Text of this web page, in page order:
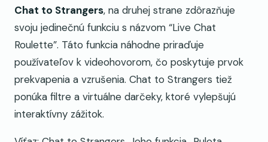
Chat to Strangers, na druhej strane zdôrazňuje
svoju jedinečnú funkciu s názvom “Live Chat
Roulette”. Táto funkcia náhodne priraďuje
používateľov k videohovorom, čo poskytuje prvok
prekvapenia a vzrušenia. Chat to Strangers tiež
ponúka filtre a virtuálne darčeky, ktoré vylepšujú
interaktívny zážitok.